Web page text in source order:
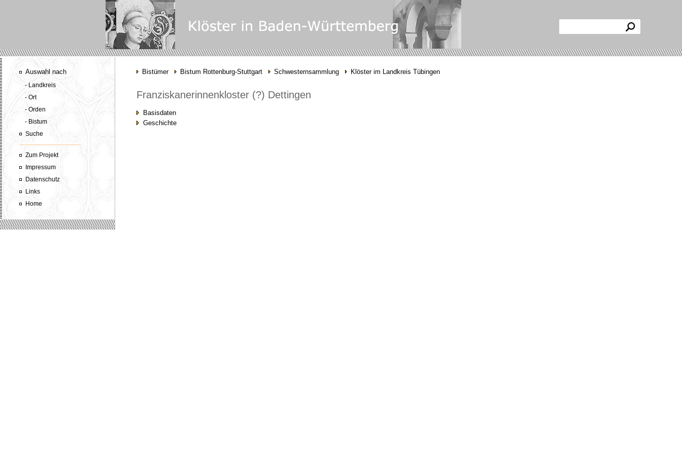
Auswahl nach
- Landkreis
- Ort
- Orden
- Bistum
Suche
Zum Projekt
Impressum
Datenschutz
Links
Home
Bistümer Bistum Rottenburg-Stuttgart Schwesternsammlung Klöster im Landkreis Tübingen
Franziskanerinnenkloster (?) Dettingen
Basisdaten
Geschichte